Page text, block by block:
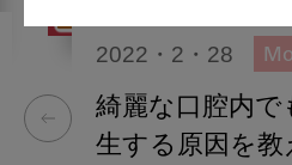
2022・2・28
綺麗な口腔内で
生する原因を教